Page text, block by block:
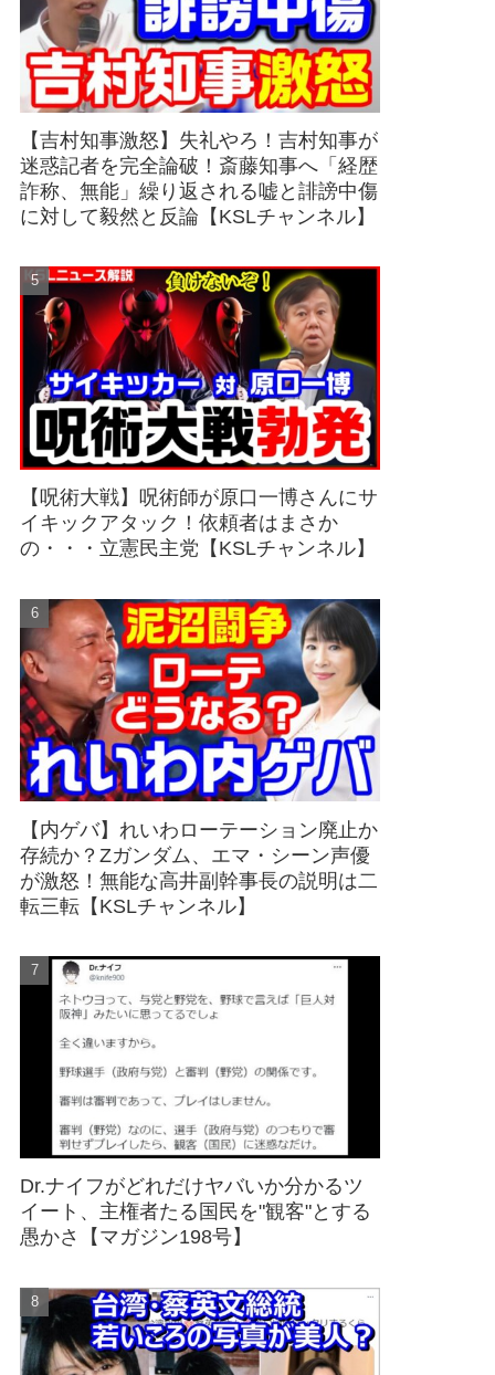
【吉村知事激怒】失礼やろ！吉村知事が
迷惑記者を完全論破！斎藤知事へ「経歴
詐称、無能」繰り返される嘘と誹謗中傷
に対して毅然と反論【KSLチャンネル】
【呪術大戦】呪術師が原口一博さんにサ
イキックアタック！依頼者はまさか
の・・・立憲民主党【KSLチャンネル】
【内ゲバ】れいわローテーション廃止か
存続か？Zガンダム、エマ・シーン声優
が激怒！無能な高井副幹事長の説明は二
転三転【KSLチャンネル】
Dr.ナイフがどれだけヤバいか分かるツ
イート、主権者たる国民を"観客"とする
愚かさ【マガジン198号】